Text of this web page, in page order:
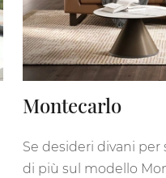
Montecarlo
Se desideri divani
di più sul modello